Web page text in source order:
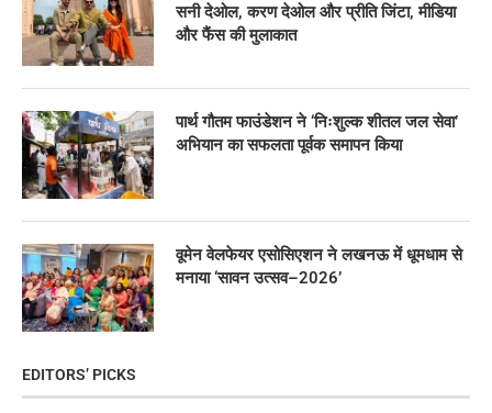
सनी देओल, करण देओल और प्रीति जिंटा, मीडिया
और फैंस की मुलाकात
पार्थ गौतम फाउंडेशन ने ‘निःशुल्क शीतल जल सेवा’
अभियान का सफलता पूर्वक समापन किया
वूमेन वेलफेयर एसोसिएशन ने लखनऊ में धूमधाम से
मनाया ‘सावन उत्सव–2026’
EDITORS’ PICKS